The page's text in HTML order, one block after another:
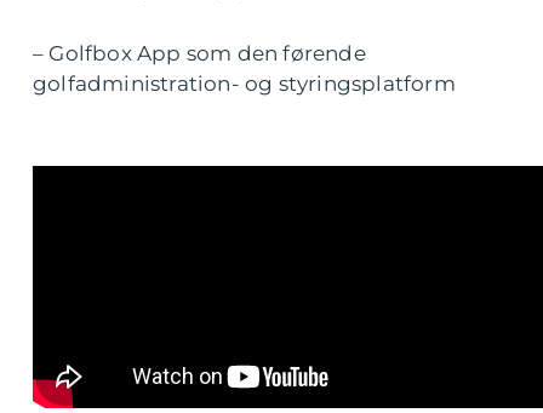
– Golfbox App som den førende
golfadministration- og styringsplatform